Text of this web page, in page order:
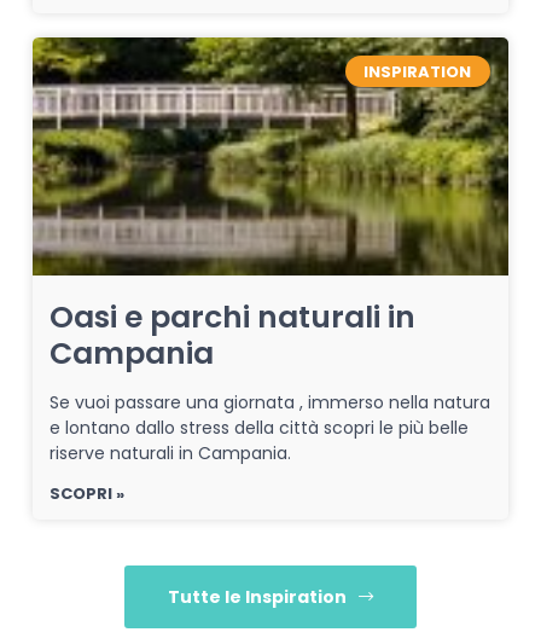
INSPIRATION
Oasi e parchi naturali in
Campania
Se vuoi passare una giornata , immerso nella natura
e lontano dallo stress della città scopri le più belle
riserve naturali in Campania.
SCOPRI »
Tutte le Inspiration